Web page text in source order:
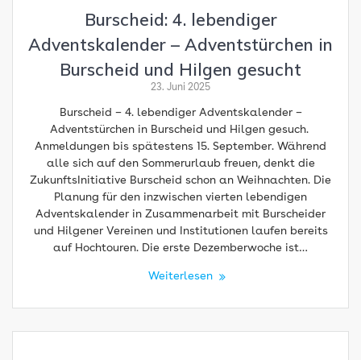
Burscheid: 4. lebendiger
Adventskalender – Adventstürchen in
Burscheid und Hilgen gesucht
23. Juni 2025
Burscheid – 4. lebendiger Adventskalender –
Adventstürchen in Burscheid und Hilgen gesuch.
Anmeldungen bis spätestens 15. September. Während
alle sich auf den Sommerurlaub freuen, denkt die
ZukunftsInitiative Burscheid schon an Weihnachten. Die
Planung für den inzwischen vierten lebendigen
Adventskalender in Zusammenarbeit mit Burscheider
und Hilgener Vereinen und Institutionen laufen bereits
auf Hochtouren. Die erste Dezemberwoche ist…
Weiterlesen